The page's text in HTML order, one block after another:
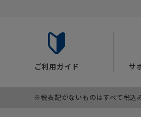
ご利用ガイド サ
※税表記がないものはすべて税込